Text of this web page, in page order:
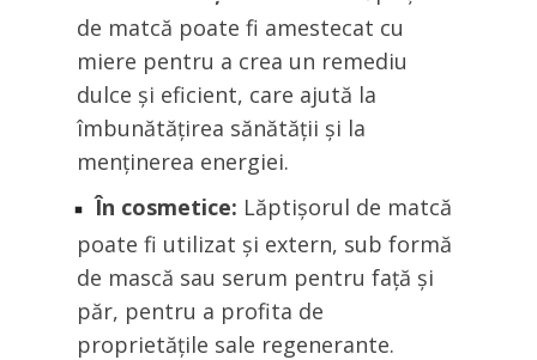
de matcă poate fi amestecat cu
miere pentru a crea un remediu
dulce și eficient, care ajută la
îmbunătățirea sănătății și la
menținerea energiei.
În cosmetice: Lăptișorul de matcă
poate fi utilizat și extern, sub formă
de mască sau serum pentru față și
păr, pentru a profita de
proprietățile sale regenerante.